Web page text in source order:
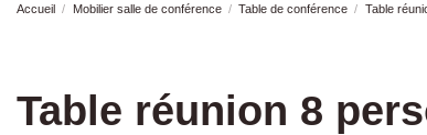
Accueil Mobilier salle de conférence Table de conférence Table
Table réunion 8